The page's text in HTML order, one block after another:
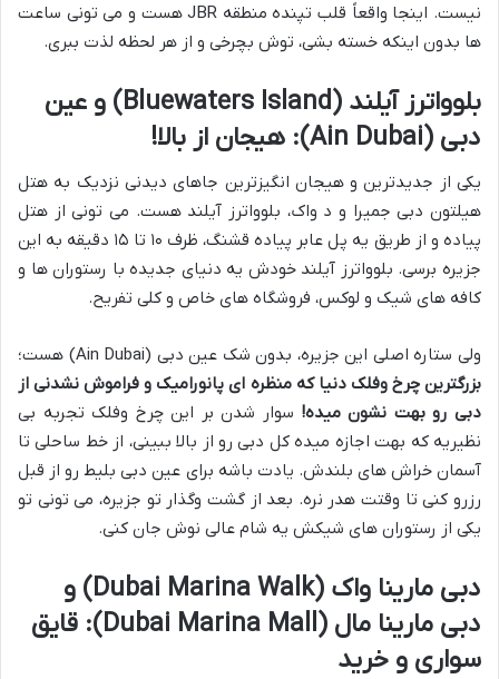
نیست. اینجا واقعاً قلب تپنده منطقه JBR هست و می تونی ساعت
ها بدون اینکه خسته بشی، توش بچرخی و از هر لحظه لذت ببری.
بلوواترز آیلند (Bluewaters Island) و عین
دبی (Ain Dubai): هیجان از بالا!
یکی از جدیدترین و هیجان انگیزترین جاهای دیدنی نزدیک به هتل
هیلتون دبی جمیرا و د واک، بلوواترز آیلند هست. می تونی از هتل
پیاده و از طریق یه پل عابر پیاده قشنگ، ظرف ۱۰ تا ۱۵ دقیقه به این
جزیره برسی. بلوواترز آیلند خودش یه دنیای جدیده با رستوران ها و
کافه های شیک و لوکس، فروشگاه های خاص و کلی تفریح.
ولی ستاره اصلی این جزیره، بدون شک عین دبی (Ain Dubai) هست؛
بزرگترین چرخ وفلک دنیا که منظره ای پانورامیک و فراموش نشدنی از
دبی رو بهت نشون میده! سوار شدن بر این چرخ وفلک تجربه بی
نظیریه که بهت اجازه میده کل دبی رو از بالا ببینی، از خط ساحلی تا
آسمان خراش های بلندش. یادت باشه برای عین دبی بلیط رو از قبل
رزرو کنی تا وقتت هدر نره. بعد از گشت وگذار تو جزیره، می تونی تو
یکی از رستوران های شیکش یه شام عالی نوش جان کنی.
دبی مارینا واک (Dubai Marina Walk) و
دبی مارینا مال (Dubai Marina Mall): قایق
سواری و خرید